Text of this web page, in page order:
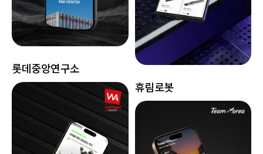
롯데중앙연구소
휴림로봇